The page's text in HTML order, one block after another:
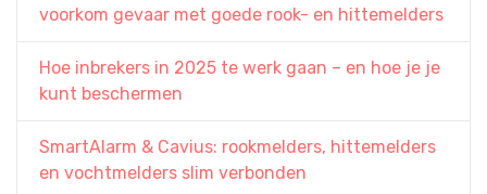
voorkom gevaar met goede rook- en hittemelders
Hoe inbrekers in 2025 te werk gaan – en hoe je je
kunt beschermen
SmartAlarm & Cavius: rookmelders, hittemelders
en vochtmelders slim verbonden